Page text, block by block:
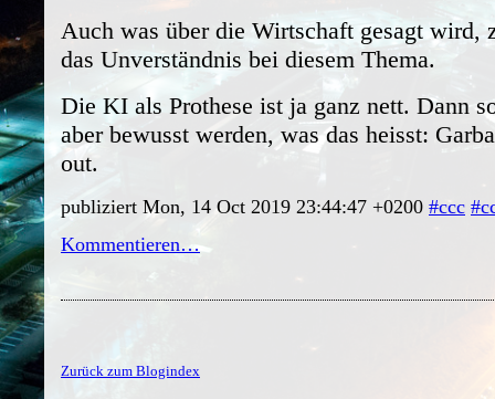
Auch was über die Wirtschaft gesagt wird,
das Unverständnis bei diesem Thema.
Die KI als Prothese ist ja ganz nett. Dann
aber bewusst werden, was das heisst:
out.
publiziert Mon, 14 Oct 2019 23:44:47 +0200 #ccc
Kommentieren…
Zurück zum Blogindex